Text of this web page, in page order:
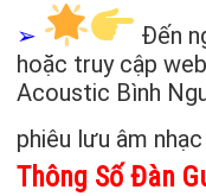
➢
Đến
hoặc truy cập
Acoustic Bình
phiêu lưu âm
Thông Số Đàn